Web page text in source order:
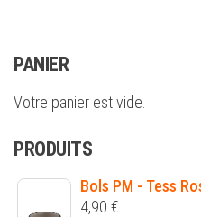
PANIER
Votre panier est vide.
PRODUITS
Bols PM - Tess
4,90 €